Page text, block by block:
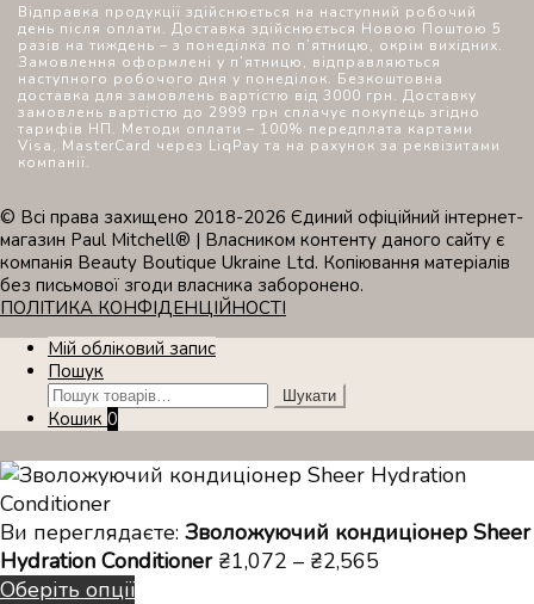
Відправка продукції здійснюється на наступний робочий
день після оплати. Доставка здійснюється Новою Поштою 5
разів на тиждень – з понеділка по п’ятницю, окрім вихідних.
Замовлення оформлені у п’ятницю, відправляються
наступного робочого дня у понеділок. Безкоштовна
доставка для замовлень вартістю від 3000 грн. Доставку
замовлень вартістю до 2999 грн сплачує покупець згідно
тарифів НП. Методи оплати – 100% передплата картами
Visa, MasterCard через LiqPay та на рахунок за реквізитами
компанії.
© Всі права захищено 2018-2026 Єдиний офіційний інтернет-
магазин Paul Mitchell® | Власником контенту даного сайту є
компанія Beauty Boutique Ukraine Ltd. Копіювання матеріалів
без письмової згоди власника заборонено.
ПОЛІТИКА КОНФІДЕНЦІЙНОСТІ
Мій обліковий запис
Пошук
Шукати:
Шукати
Кошик 0
Ви переглядаєте: Зволожуючий кондиціонер Sheer
Hydration Conditioner ₴1,072 – ₴2,565
Оберіть опції